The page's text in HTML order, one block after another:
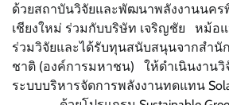
ด้วยสถาบันวิจัยและพัฒนาพลังงานนคร
เชียงใหม่ ร่วมกับบริษัท เจริญชัย หม้อ
ร่วมวิจัยและได้รับทุนสนับสนุนจากสำนั
ชาติ (องค์การมหาชน) ให้ดำเนินงานวิ
ระบบบริหารจัดการพลังงานทดแทน